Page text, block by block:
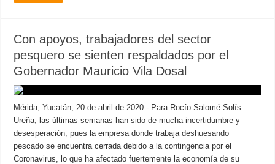
Con apoyos, trabajadores del sector
pesquero se sienten respaldados por el
Gobernador Mauricio Vila Dosal
Mérida, Yucatán, 20 de abril de 2020.- Para Rocío Salomé Solís
Ureña, las últimas semanas han sido de mucha incertidumbre y
desesperación, pues la empresa donde trabaja deshuesando
pescado se encuentra cerrada debido a la contingencia por el
Coronavirus, lo que ha afectado fuertemente la economía de su